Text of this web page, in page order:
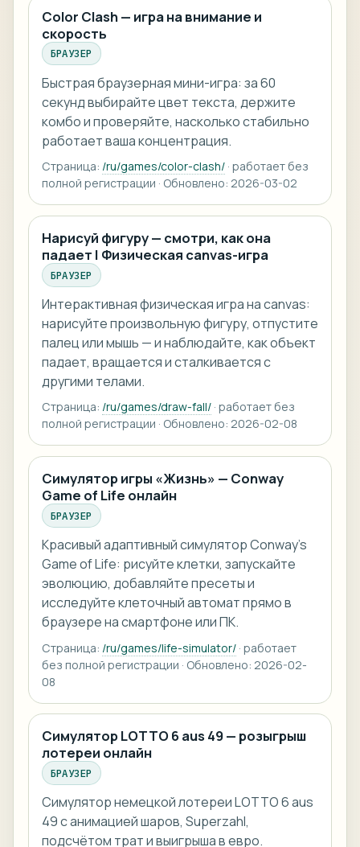
Color Clash — игра на внимание и
скорость
БРАУЗЕР
Быстрая браузерная мини-игра: за 60
секунд выбирайте цвет текста, держите
комбо и проверяйте, насколько стабильно
работает ваша концентрация.
Страница: /ru/games/color-clash/· работает без
полной регистрации · Обновлено: 2026-03-02
Нарисуй фигуру — смотри, как она
падает | Физическая canvas-игра
БРАУЗЕР
Интерактивная физическая игра на canvas:
нарисуйте произвольную фигуру, отпустите
палец или мышь — и наблюдайте, как объект
падает, вращается и сталкивается с
другими телами.
Страница: /ru/games/draw-fall/· работает без
полной регистрации · Обновлено: 2026-02-08
Симулятор игры «Жизнь» — Conway
Game of Life онлайн
БРАУЗЕР
Красивый адаптивный симулятор Conway’s
Game of Life: рисуйте клетки, запускайте
эволюцию, добавляйте пресеты и
исследуйте клеточный автомат прямо в
браузере на смартфоне или ПК.
Страница: /ru/games/life-simulator/· работает
без полной регистрации · Обновлено: 2026-02-
08
Симулятор LOTTO 6 aus 49 — розыгрыш
лотереи онлайн
БРАУЗЕР
Симулятор немецкой лотереи LOTTO 6 aus
49 с анимацией шаров, Superzahl,
подсчётом трат и выигрыша в евро.